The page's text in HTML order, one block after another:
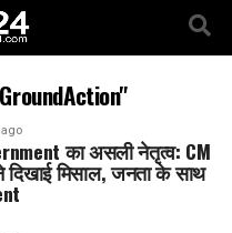
का असली नेतृत्व: CM
मिसाल, जनता के साथ